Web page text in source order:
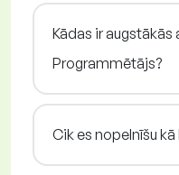
Kādas ir augstākās
Programmētājs?
Cik es nopelnīšu